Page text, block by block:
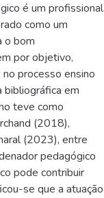
é um profissional
como um
o bom
por objetivo,
processo ensino
bibliográfica em
teve como
(2018),
(2023), entre
pedagógico
pode contribuir
se que a atuação